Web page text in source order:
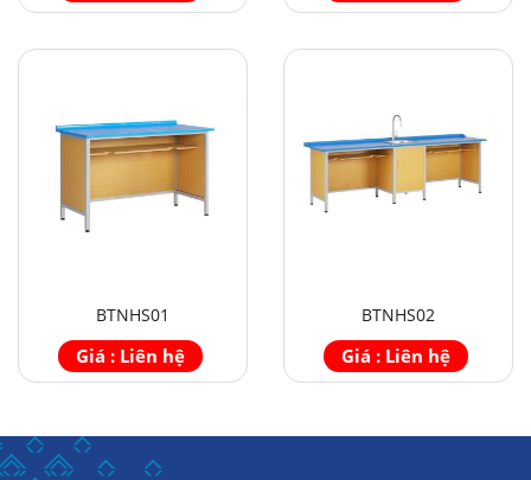
BTNHS01
Giá : Liên hệ
BTNHS02
Giá : Liên hệ